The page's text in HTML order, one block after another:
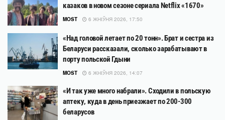
казаков в новом сезоне сериала Netflix «1670»
MOST 6 ЖНІЎНЯ 2026, 17:50
«Над головой летает по 20 тонн». Брат и сестра из
Беларуси рассказали, сколько зарабатывают в
порту польской Гдыни
MOST 6 ЖНІЎНЯ 2026, 14:07
«И так уже много набрали». Сходили в польскую
аптеку, куда в день приезжает по 200-300
беларусов